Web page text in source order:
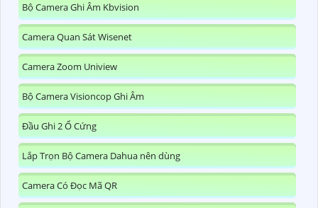
Bộ Camera Ghi Âm Kbvision
Camera Quan Sát Wisenet
Camera Zoom Uniview
Bộ Camera Visioncop Ghi Âm
Đầu Ghi 2 Ổ Cứng
Lắp Trọn Bộ Camera Dahua nên dùng
Camera Có Đọc Mã QR